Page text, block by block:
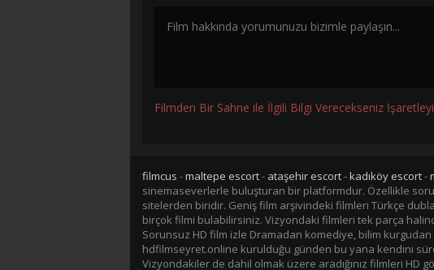
Filmden Bir Sahne ile İlgili Bilgi Verecekseniz
filmcus -maltepe escort- ataşehir escort-kadıköy escort-
sinemaseverlerle buluşturan bir platformdur. Özellikle
sitelerden biridir. Geniş film arşivindeki filmleri Türkçe
birçok filmi bulabilirsiniz. Vizyondaki filmleri tek parça
Sorunsuz HD film izle Dramadan komediye, bilim
hdfilmseyret.online kurulduğu günden bu yana kendini
Vizyondakiler de dahil olmak üzere aradığınız filmleri